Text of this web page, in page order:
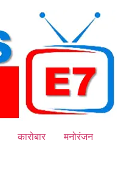
कारोबार
मनोरंजन